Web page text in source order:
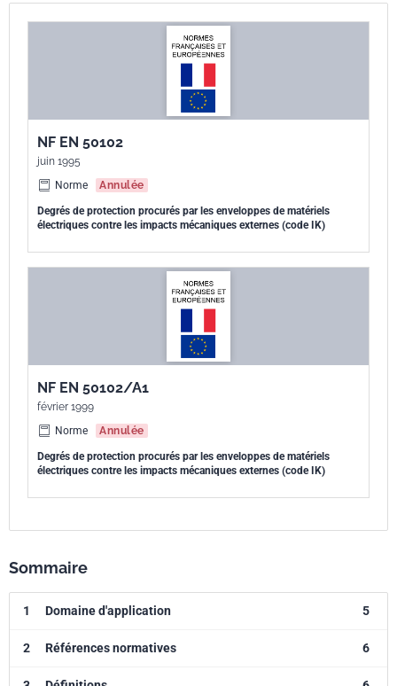
NF EN 50102
juin 1995
Norme
Annulée
Degrés de protection procurés par les enveloppes de matériels
électriques contre les impacts mécaniques externes (code IK)
NF EN 50102/A1
février 1999
Norme
Annulée
Degrés de protection procurés par les enveloppes de matériels
électriques contre les impacts mécaniques externes (code IK)
Sommaire
1 Domaine d'application 5
2 Références normatives 6